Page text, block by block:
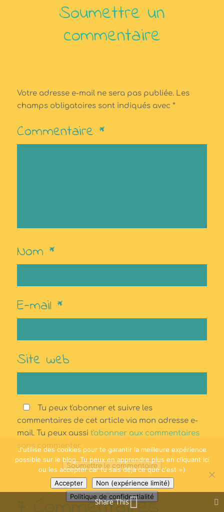
Soumettre un
commentaire
Votre adresse e-mail ne sera pas publiée. Les
champs obligatoires sont indiqués avec *
Commentaire *
Nom *
E-mail *
Site web
Tu peux t'abonner et suivre les
commentaires de cet article via mon adresse e-
mail. Tu peux aussi t'abonner aux commentaires
sans commenter.
Soumettre le commentaire
Share This
J'utilise des cookies pour te garantir la meilleure expérience
possible sur le blog. Tu peux en apprendre plus en cliquant ici
ou les accepter car tu sais déjà ce que c'est =)
Accepter
Non (expérience limité)
Politique de confidentialité